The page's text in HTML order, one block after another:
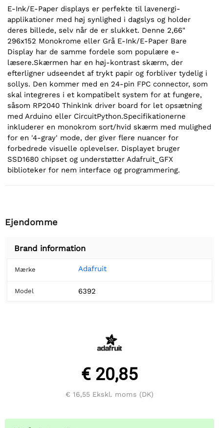
E-Ink/E-Paper displays er perfekte til lavenergi-
applikationer med høj synlighed i dagslys og holder
deres billede, selv når de er slukket. Denne 2,66"
296x152 Monokrome eller Grå E-Ink/E-Paper Bare
Display har de samme fordele som populære e-
læsere.Skærmen har en høj-kontrast skærm, der
efterligner udseendet af trykt papir og forbliver tydelig i
sollys. Den kommer med en 24-pin FPC connector, som
skal integreres i et kompatibelt system for at fungere,
såsom RP2040 ThinkInk driver board for let opsætning
med Arduino eller CircuitPython.Specifikationerne
inkluderer en monokrom sort/hvid skærm med mulighed
for en '4-gray' mode, der giver flere nuancer for
forbedrede visuelle oplevelser. Displayet bruger
SSD1680 chipset og understøtter Adafruit_GFX
biblioteker for nem interface og programmering.
Ejendomme
Brand information
Mærke Adafruit
Model 6392
€ 20,85
€ 16,55 Ekskl. moms (DK)